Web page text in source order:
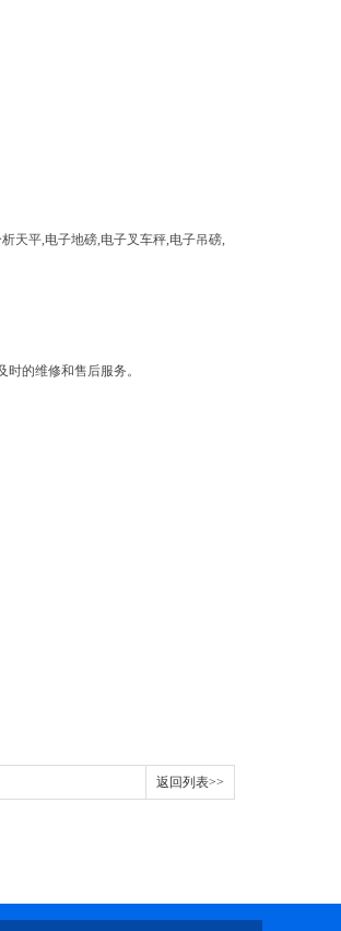
天平,电子地磅,电子叉车秤,电子吊磅,
的维修和售后服务。
返回列表>>